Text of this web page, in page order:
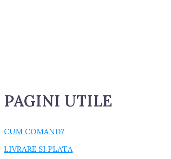
PAGINI UTILE
CUM COMAND?
LIVRARE SI PLATA